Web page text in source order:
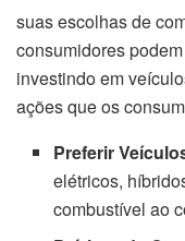
suas escolhas de
consumidores
investindo em
ações que os
Preferir
elétricos,
combustível ao